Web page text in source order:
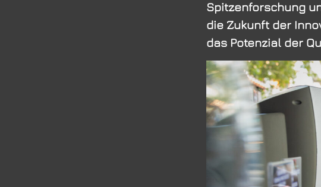
Spitzenforschung
die Zukunft der
das Potenzial der